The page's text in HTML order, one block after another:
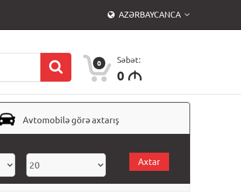
AZƏRBAYCANCA
0 Səbət:
0 M
Avtomobilə görə axtarış
Axtar